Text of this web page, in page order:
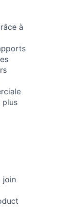
à
plus
join